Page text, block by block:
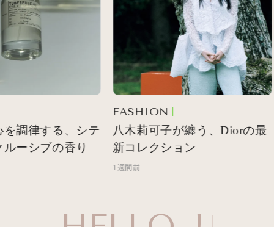
律する、シテ
ーシブの香り
FASHION
八木莉可子が纏う、Diorの最
新コレクション
1週間前